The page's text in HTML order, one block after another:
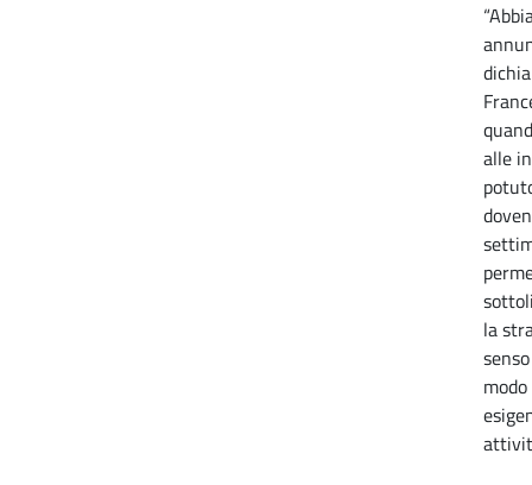
alle
la